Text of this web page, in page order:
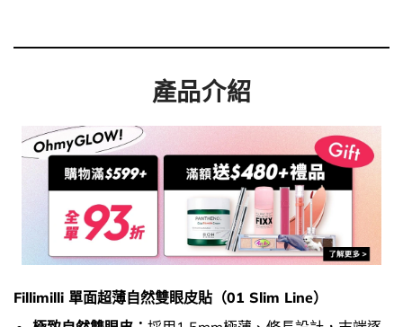
產品介紹
Fillimilli 單面超薄自然雙眼皮貼（01 Slim Line）